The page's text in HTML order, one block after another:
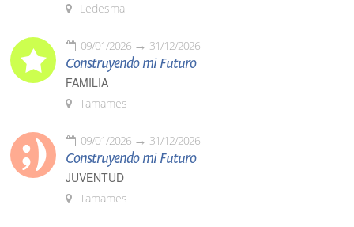
Ledesma
09/01/2026 31/12/2026
Construyendo mi Futuro
FAMILIA
Tamames
09/01/2026 31/12/2026
Construyendo mi Futuro
JUVENTUD
Tamames